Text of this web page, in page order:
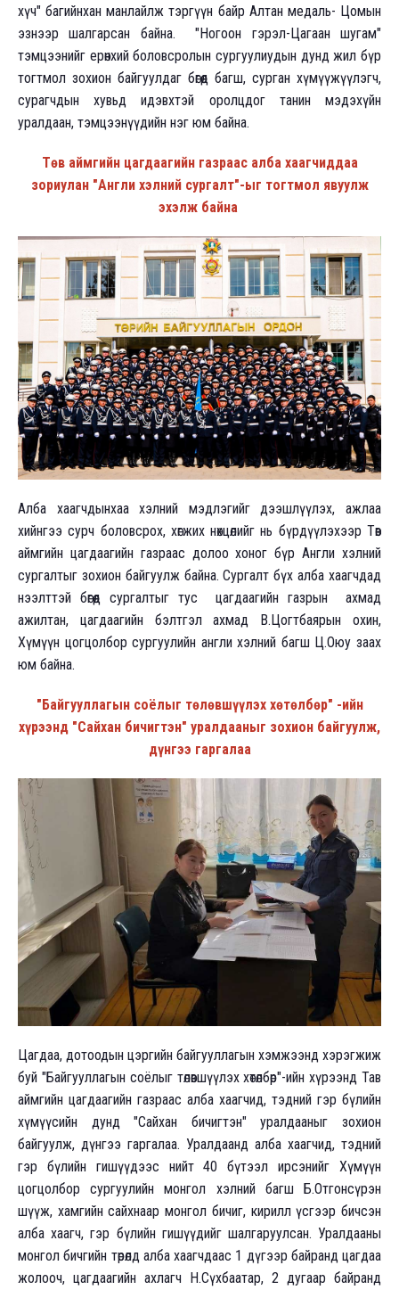
хүч" багийнхан манлайлж тэргүүн байр Алтан медаль- Цомын
эзнээр шалгарсан байна. "Ногоон гэрэл-Цагаан шугам"
тэмцээнийг ерөнхий боловсролын сургуулиудын дунд жил бүр
тогтмол зохион байгуулдаг бөгөөд багш, сурган хүмүүжүүлэгч,
сурагчдын хувьд идэвхтэй оролцдог танин мэдэхүйн
уралдаан, тэмцээнүүдийн нэг юм байна.
Төв аймгийн цагдаагийн газраас алба хаагчиддаа
зориулан "Англи хэлний сургалт"-ыг тогтмол явуулж
эхэлж байна
Алба хаагчдынхаа хэлний мэдлэгийг дээшлүүлэх, ажлаа
хийнгээ сурч боловсрох, хөгжих нөхцөлийг нь бүрдүүлэхээр Төв
аймгийн цагдаагийн газраас долоо хоног бүр Англи хэлний
сургалтыг зохион байгуулж байна. Сургалт бүх алба хаагчдад
нээлттэй бөгөөд сургалтыг тус цагдаагийн газрын ахмад
ажилтан, цагдаагийн бэлтгэл ахмад В.Цогтбаярын охин,
Хүмүүн цогцолбор сургуулийн англи хэлний багш Ц.Оюу заах
юм байна.
"Байгууллагын соёлыг төлөвшүүлэх хөтөлбөр" -ийн
хүрээнд "Сайхан бичигтэн" уралдааныг зохион байгуулж,
дүнгээ гаргалаа
Цагдаа, дотоодын цэргийн байгууллагын хэмжээнд хэрэгжиж
буй "Байгууллагын соёлыг төлөвшүүлэх хөтөлбөр"-ийн хүрээнд Тав
аймгийн цагдаагийн газраас алба хаагчид, тэдний гэр бүлийн
хүмүүсийн дунд "Сайхан бичигтэн" уралдааныг зохион
байгуулж, дүнгээ гаргалаа. Уралдаанд алба хаагчид, тэдний
гэр бүлийн гишүүдээс нийт 40 бүтээл ирсэнийг Хүмүүн
цогцолбор сургуулийн монгол хэлний багш Б.Отгонсүрэн
шүүж, хамгийн сайхнаар монгол бичиг, кирилл үсгээр бичсэн
алба хаагч, гэр бүлийн гишүүдийг шалгаруулсан. Уралдааны
монгол бичгийн төрөлд алба хаагчдаас 1 дүгээр байранд цагдаа
жолооч, цагдаагийн ахлагч Н.Сүхбаатар, 2 дугаар байранд